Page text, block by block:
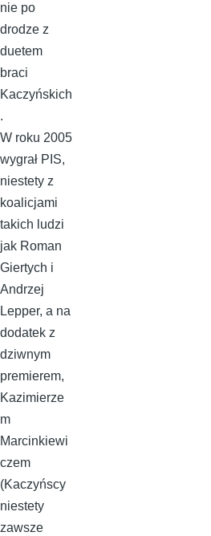
nie po
drodze z
duetem
braci
Kaczyńskich
.
W roku 2005
wygrał PIS,
niestety z
koalicjami
takich ludzi
jak Roman
Giertych i
Andrzej
Lepper, a na
dodatek z
dziwnym
premierem,
Kazimierze
m
Marcinkiewi
czem
(Kaczyńscy
niestety
zawsze